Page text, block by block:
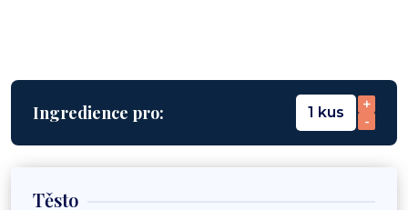
Ingredience pro: 1 kus
+
-
Těsto